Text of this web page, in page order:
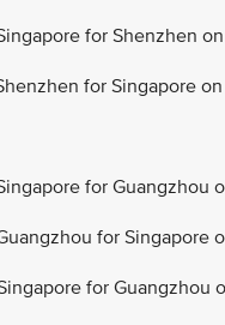
for Shenzhen
for Singapore on
for Guangzhou
for Singapore
for Guangzhou